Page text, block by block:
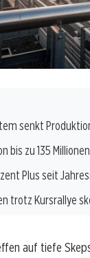
senkt
bis zu 135
Plus seit
trotz Kursrallye
auf tiefe